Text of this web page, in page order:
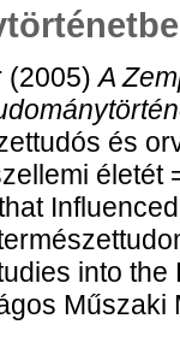
(2005)A
és
életét
into
Műszaki